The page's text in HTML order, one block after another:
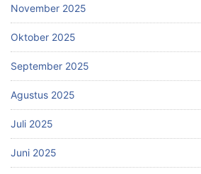
November 2025
Oktober 2025
September 2025
Agustus 2025
Juli 2025
Juni 2025